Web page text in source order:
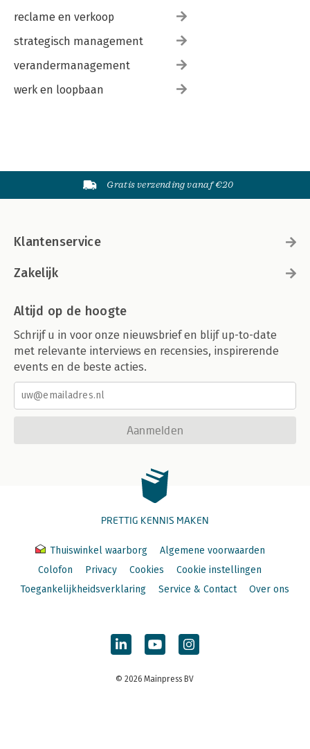
reclame en verkoop
strategisch management
verandermanagement
werk en loopbaan
Gratis verzending vanaf €20
Klantenservice
Zakelijk
Altijd op de hoogte
Schrijf u in voor onze nieuwsbrief en blijf up-to-date
met relevante interviews en recensies, inspirerende
events en de beste acties.
Aanmelden
PRETTIG KENNIS MAKEN
Thuiswinkel waarborg
Algemene voorwaarden
Colofon
Privacy Cookies
Cookie instellingen
Toegankelijkheidsverklaring
Service & Contact Over ons
© 2026 Mainpress BV